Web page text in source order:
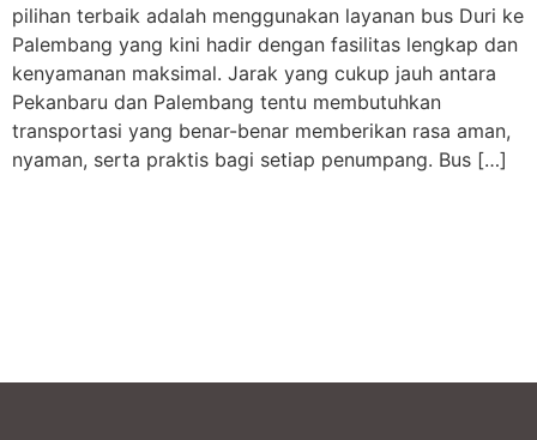
pilihan terbaik adalah menggunakan layanan bus Duri ke
Palembang yang kini hadir dengan fasilitas lengkap dan
kenyamanan maksimal. Jarak yang cukup jauh antara
Pekanbaru dan Palembang tentu membutuhkan
transportasi yang benar-benar memberikan rasa aman,
nyaman, serta praktis bagi setiap penumpang. Bus […]